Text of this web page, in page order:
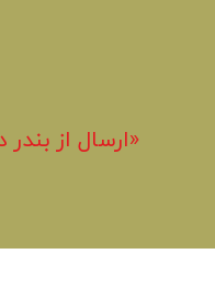
«​ارسال از بندر دیلم و شهر بهبهان»